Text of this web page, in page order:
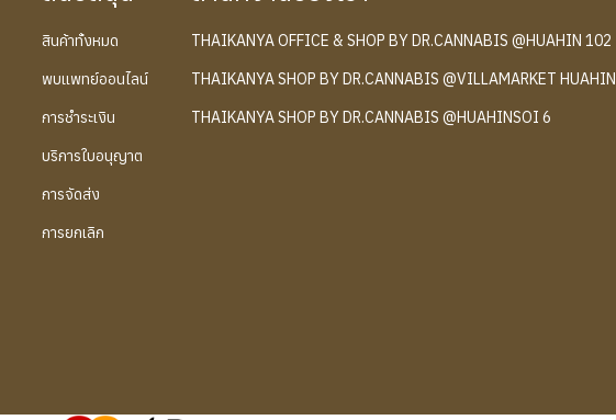
สินค้าทั้งหมด
พบแพทย์ออนไลน์
การชำระเงิน
บริการใบอนุญาต
การจัดส่ง
การยกเลิก
THAIKANYA OFFICE & SHOP BY DR.CANNABIS @HUAHIN 102
THAIKANYA SHOP BY DR.CANNABIS @VILLAMARKET HUAHIN
THAIKANYA SHOP BY DR.CANNABIS @HUAHINSOI 6